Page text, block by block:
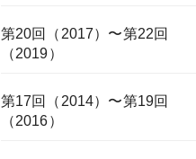
第20回（2017）〜第22回
（2019）
第17回（2014）〜第19回
（2016）